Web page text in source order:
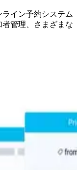
イン予約システム
管理、さまざまな